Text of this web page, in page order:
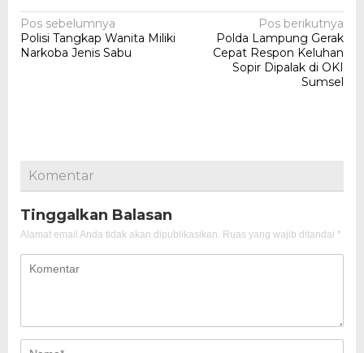
Navigasi
pos
Pos sebelumnya
Polisi Tangkap Wanita Miliki
Narkoba Jenis Sabu
Pos berikutnya
Polda Lampung Gerak
Cepat Respon Keluhan
Sopir Dipalak di OKI
Sumsel
Komentar
Tinggalkan Balasan
Alamat email Anda tidak akan dipublikasikan. Ruas yang wajib ditandai *